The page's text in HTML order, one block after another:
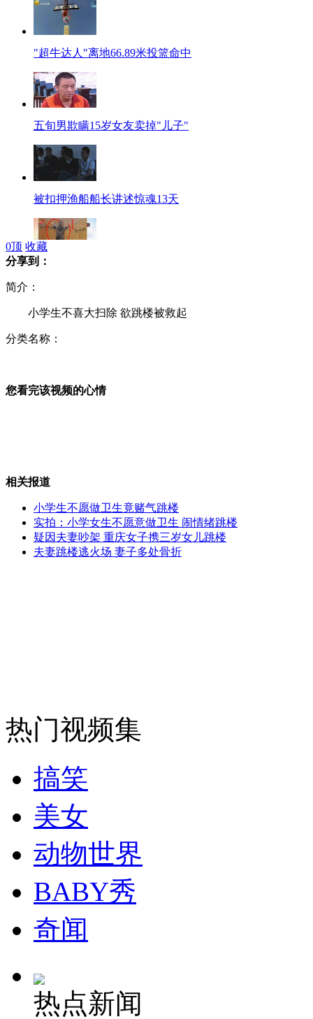
"超牛达人"离地66.89米投篮命中
五旬男欺瞒15岁女友卖掉"儿子"
被扣押渔船船长讲述惊魂13天
男子冒充发改委官员 近百官商上当
豪华售楼处建在大学校园
无痛分娩是否安全 医生回应
外交部：反对强权政治霸凌主义
外交部：有关国家言论片面不公正
安徽一实载49人客车翻车
0顶 收藏
分享到：
简介：
小学生不喜大扫除 欲跳楼被救起
分类名称：
您看完该视频的心情
相关报道
小学生不愿做卫生竟赌气跳楼
实拍：小学女生不愿意做卫生 闹情绪跳楼
疑因夫妻吵架 重庆女子携三岁女儿跳楼
夫妻跳楼逃火场 妻子多处骨折
热门视频集
搞笑
美女
动物世界
BABY秀
奇闻
热点新闻